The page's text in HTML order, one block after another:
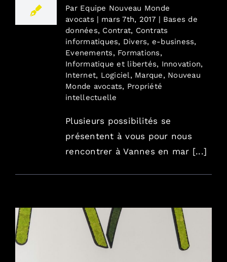
Par Equipe Nouveau Monde
avocats | mars 7th, 2017 | Bases de
données, Contrat, Contrats
informatiques, Divers, e-business,
Evenements, Formations,
Informatique et libertés, Innovation,
Internet, Logiciel , Marque, Nouveau
Monde avocats, Propriété
intellectuelle
Plusieurs possibilités se
présentent à vous pour nous
rencontrer à Vannes en mar [...]